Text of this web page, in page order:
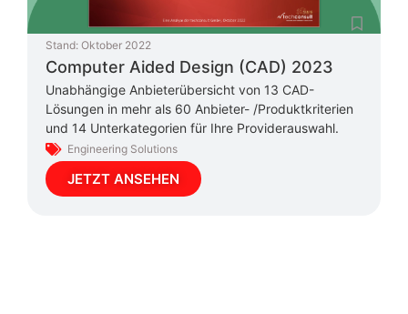
Stand: Oktober 2022
Computer Aided Design (CAD) 2023
Unabhängige Anbieterübersicht von 13 CAD-
Lösungen in mehr als 60 Anbieter- /Produktkriterien
und 14 Unterkategorien für Ihre Providerauswahl.
Engineering Solutions
JETZT ANSEHEN